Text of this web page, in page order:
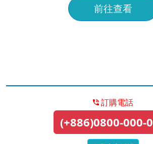
前往查看
訂購電話
(+886)0800-000-